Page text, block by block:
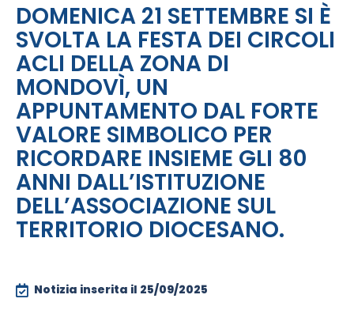
DOMENICA 21 SETTEMBRE SI È
SVOLTA LA FESTA DEI CIRCOLI
ACLI DELLA ZONA DI
MONDOVÌ, UN
APPUNTAMENTO DAL FORTE
VALORE SIMBOLICO PER
RICORDARE INSIEME GLI 80
ANNI DALL’ISTITUZIONE
DELL’ASSOCIAZIONE SUL
TERRITORIO DIOCESANO.
Notizia inserita il 25/09/2025